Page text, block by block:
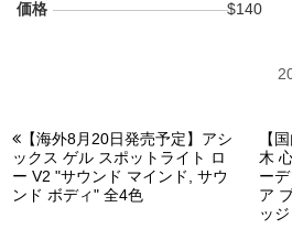
価格 $140
【海外8月20日発売予定】アシ
ックス ゲル スポットライト ロ
ー V2 "サウンド マインド, サウ
ンド ボディ" 全4色
【
木
ー
ア
ッ